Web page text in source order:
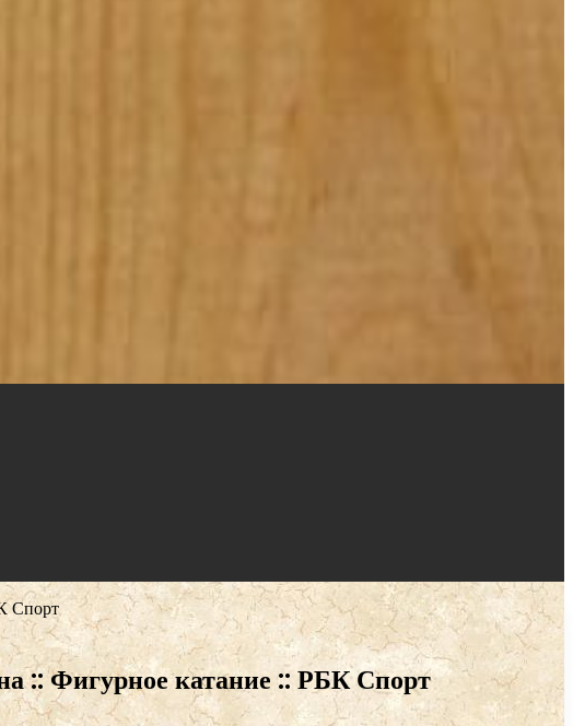
Спорт
:: Фигурное катание :: РБК Спорт